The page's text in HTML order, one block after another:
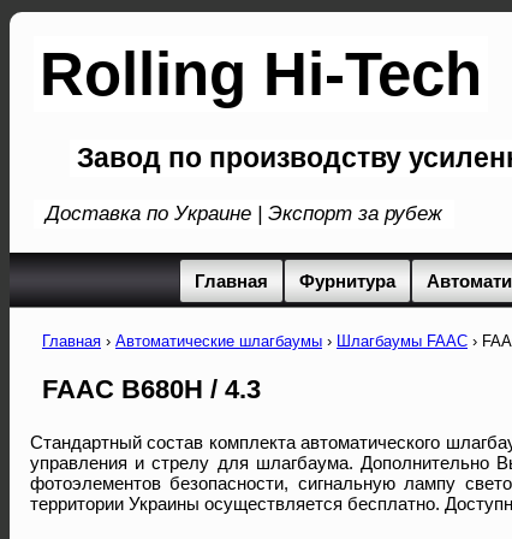
Rolling Hi-Tech
Завод по производству
Доставка по Украине | Экспорт за рубеж
Главная Фурнитура
Главная › Автоматические шлагбаумы › Шлагбаумы FAAC ›
FAAC B680H / 4.3
Стандартный состав комплекта автоматического
управления и стрелу для шлагбаума. Дополнительно
фотоэлементов безопасности, сигнальную лампу
территории Украины осуществляется бесплатно.